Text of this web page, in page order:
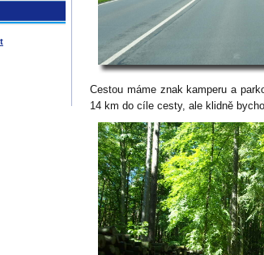
Cestou máme znak kamperu a
14 km do cíle cesty, ale klidně